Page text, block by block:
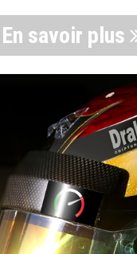
En savoir plus